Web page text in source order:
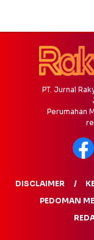
PT. Jurnal
Perumahan
DISCLAIMER
PEDOMAN